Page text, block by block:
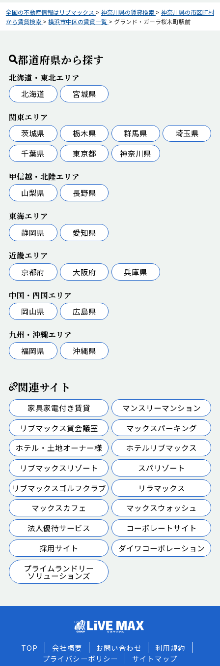
全国の不動産情報はリブマックス > 神奈川県の賃貸検索 > 神奈川県の市区町村
から賃貸検索 > 横浜市中区の賃貸一覧 > グランド・ガーラ桜木町駅前
都道府県から探す
北海道・東北エリア
北海道
宮城県
関東エリア
茨城県
栃木県 群馬県
埼玉県
千葉県
東京都 神奈川県
甲信越・北陸エリア
山梨県
長野県
東海エリア
静岡県
愛知県
近畿エリア
京都府
大阪府 兵庫県
中国・四国エリア
岡山県
広島県
九州・沖縄エリア
福岡県
沖縄県
関連サイト
家具家電付き賃貸
マンスリーマンション
リブマックス貸会議室
マックスパーキング
ホテル・土地オーナー様
ホテルリブマックス
リブマックスリゾート
スパリゾート
リブマックスゴルフクラブ
リラマックス
マックスカフェ
マックスウォッシュ
法人優待サービス
コーポレートサイト
採用サイト
ダイワコーポレーション
プライムランドリー
ソリューションズ
TOP 会社概要 お問い合わせ
利用規約
プライバシーポリシー
サイトマップ